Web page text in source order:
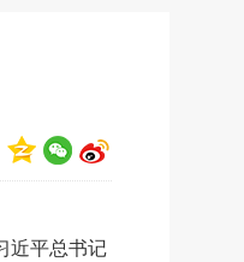
近平总书记